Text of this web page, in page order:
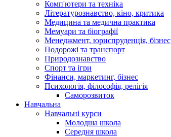
Комп'ютери та техніка
Літературознавство, кіно, критика
Медицина та медична практика
Мемуари та біографії
Менеджмент, юриспруденція, бізнес
Подорожі та транспорт
Природознавство
Спорт та ігри
Фінанси, маркетинг, бізнес
Психологія, філософія, релігія
Саморозвиток
Навчальна
Навчальні курси
Молодша школа
Середня школа